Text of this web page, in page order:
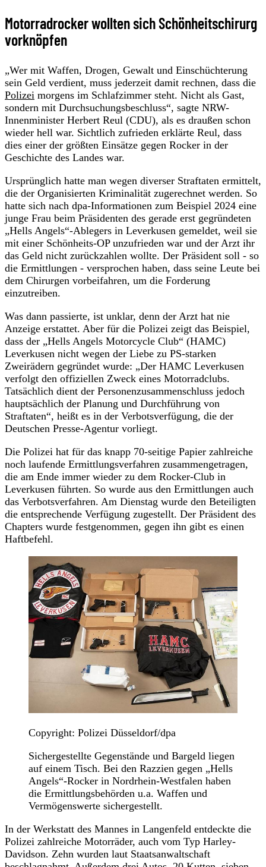
Motorradrocker wollten sich Schönheitschirurg
vorknöpfen
„Wer mit Waffen, Drogen, Gewalt und Einschüchterung
sein Geld verdient, muss jederzeit damit rechnen, dass die
Polizei morgens im Schlafzimmer steht. Nicht als Gast,
sondern mit Durchsuchungsbeschluss“, sagte NRW-
Innenminister Herbert Reul (CDU), als es draußen schon
wieder hell war. Sichtlich zufrieden erklärte Reul, dass
dies einer der größten Einsätze gegen Rocker in der
Geschichte des Landes war.
Ursprünglich hatte man wegen diverser Straftaten ermittelt,
die der Organisierten Kriminalität zugerechnet werden. So
hatte sich nach dpa-Informationen zum Beispiel 2024 eine
junge Frau beim Präsidenten des gerade erst gegründeten
„Hells Angels“-Ablegers in Leverkusen gemeldet, weil sie
mit einer Schönheits-OP unzufrieden war und der Arzt ihr
das Geld nicht zurückzahlen wollte. Der Präsident soll - so
die Ermittlungen - versprochen haben, dass seine Leute bei
dem Chirurgen vorbeifahren, um die Forderung
einzutreiben.
Was dann passierte, ist unklar, denn der Arzt hat nie
Anzeige erstattet. Aber für die Polizei zeigt das Beispiel,
dass der „Hells Angels Motorcycle Club“ (HAMC)
Leverkusen nicht wegen der Liebe zu PS-starken
Zweirädern gegründet wurde: „Der HAMC Leverkusen
verfolgt den offiziellen Zweck eines Motorradclubs.
Tatsächlich dient der Personenzusammenschluss jedoch
hauptsächlich der Planung und Durchführung von
Straftaten“, heißt es in der Verbotsverfügung, die der
Deutschen Presse-Agentur vorliegt.
Die Polizei hat für das knapp 70-seitige Papier zahlreiche
noch laufende Ermittlungsverfahren zusammengetragen,
die am Ende immer wieder zu dem Rocker-Club in
Leverkusen führten. So wurde aus den Ermittlungen auch
das Verbotsverfahren. Am Dienstag wurde den Beteiligten
die entsprechende Verfügung zugestellt. Der Präsident des
Chapters wurde festgenommen, gegen ihn gibt es einen
Haftbefehl.
Copyright: Polizei Düsseldorf/dpa
Sichergestellte Gegenstände und Bargeld liegen
auf einem Tisch. Bei den Razzien gegen „Hells
Angels“-Rocker in Nordrhein-Westfalen haben
die Ermittlungsbehörden u.a. Waffen und
Vermögenswerte sichergestellt.
In der Werkstatt des Mannes in Langenfeld entdeckte die
Polizei zahlreiche Motorräder, auch vom Typ Harley-
Davidson. Zehn wurden laut Staatsanwaltschaft